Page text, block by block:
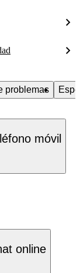
problemas
móvil
online